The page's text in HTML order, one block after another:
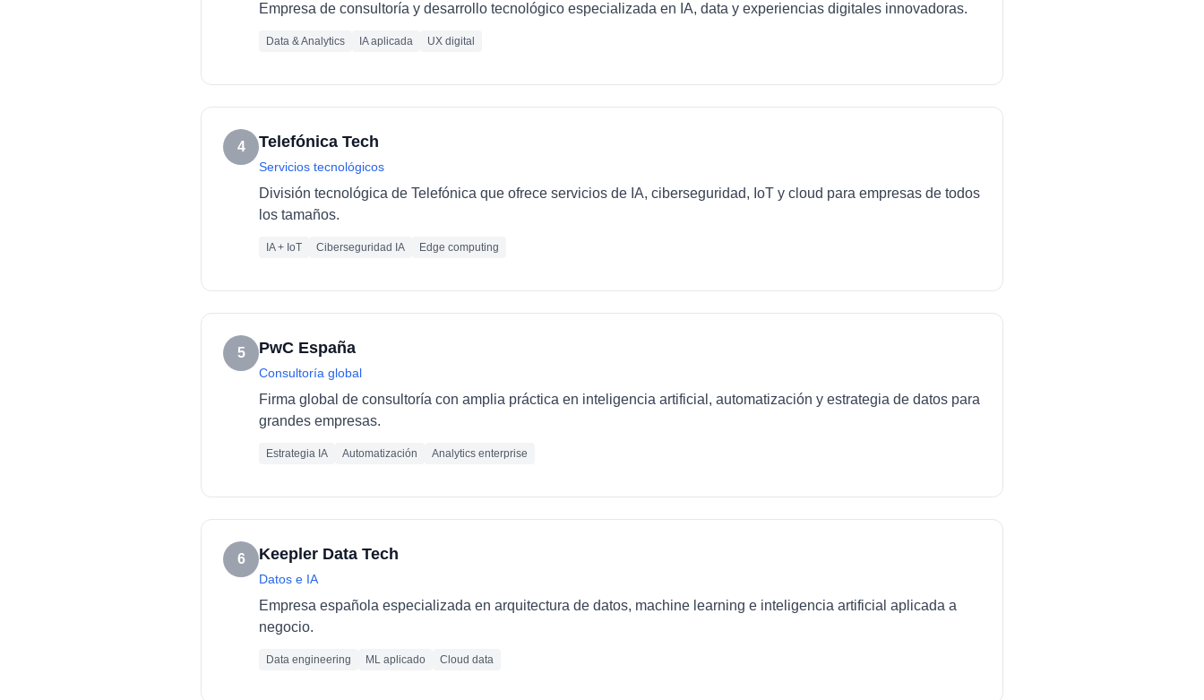
Empresa de consultoría y desarrollo tecnológico especializada en IA, data y experiencias digitales innovadoras.
Data & Analytics IA aplicada UX digital
4 Telefónica Tech
Servicios tecnológicos
División tecnológica de Telefónica que ofrece servicios de IA, ciberseguridad, IoT y cloud para empresas de todos
los tamaños.
IA + IoT Ciberseguridad IA Edge computing
5 PwC España
Consultoría global
Firma global de consultoría con amplia práctica en inteligencia artificial, automatización y estrategia de datos para
grandes empresas.
Estrategia IA Automatización Analytics enterprise
6 Keepler Data Tech
Datos e IA
Empresa española especializada en arquitectura de datos, machine learning e inteligencia artificial aplicada a
negocio.
Data engineering ML aplicado Cloud data